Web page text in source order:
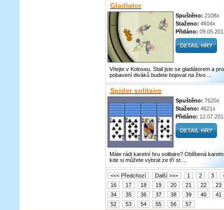
Gladiator
Spuštěno: 2108x
Staženo: 4604x
Přidáno:
Vítejte v Koloseu. Stali jste se gladiátorem a pro
pobavení diváků budete bojovat na živo ...
Spider solitaire
Spuštěno: 7620x
Staženo: 4621x
Přidáno:
Máte rádi karetní hru solitaire? Oblíbená
kde si můžete vybrat ze tří st ...
<<< Předchozí Další >>> 1 2 3
16
17 18 19 20 21 22
23
34
35 36 37 38 39 40
41
52
53 54 55 56 57